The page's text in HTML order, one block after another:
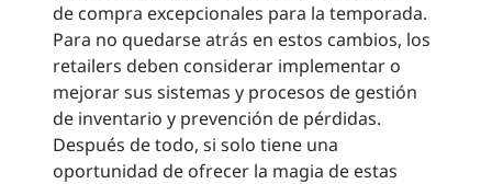
de compra excepcionales para la temporada.
Para no quedarse atrás en estos cambios, los
retailers deben considerar implementar o
mejorar sus sistemas y procesos de gestión
de inventario y prevención de pérdidas.
Después de todo, si solo tiene una
oportunidad de ofrecer la magia de estas